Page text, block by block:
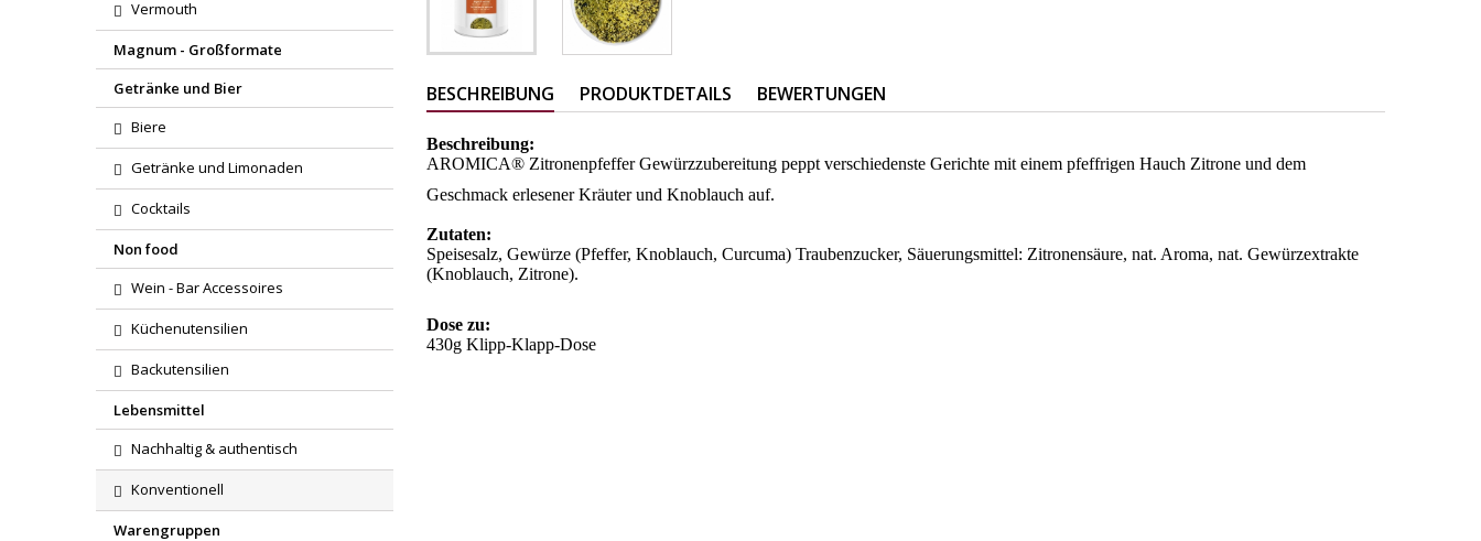
Vermouth
Magnum - Großformate
Getränke und Bier
Biere
Getränke und Limonaden
Cocktails
Non food
Wein - Bar Accessoires
Küchenutensilien
Backutensilien
Lebensmittel
Nachhaltig & authentisch
Konventionell
Warengruppen
BESCHREIBUNG PRODUKTDETAILS BEWERTUNGEN
Beschreibung:
AROMICA® Zitronenpfeffer Gewürzzubereitung peppt verschiedenste Gerichte mit einem pfeffrigen Hauch Zitrone und dem
Geschmack erlesener Kräuter und Knoblauch auf.
Zutaten:
Speisesalz, Gewürze (Pfeffer, Knoblauch, Curcuma) Traubenzucker, Säuerungsmittel: Zitronensäure, nat. Aroma, nat. Gewürzextrakte
(Knoblauch, Zitrone).
Dose zu:
430g Klipp-Klapp-Dose